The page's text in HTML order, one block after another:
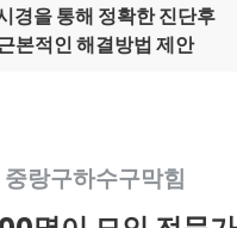
경을 통해 정확한 진단후
본적인 해결방법 제안
중랑구하수구막힘